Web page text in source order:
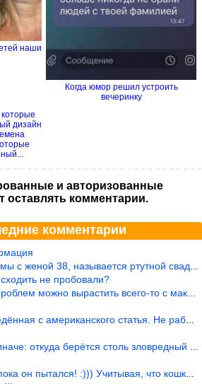
наши
Когда юмор решил устроить
вечеринку
и авторизованные
оставлять комментарии.
комментарии
женой 38, называется ртутной свадьбой, гр
не пробовали?
можно вырастить всего-то с максимально р
с американского статья. Не работает эта ф
откуда берётся столь зловредный феминизм?
он пытался! :))) Учитывая, что кошки 10-1